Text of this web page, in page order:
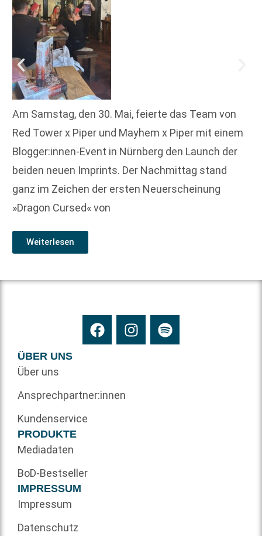
Am Samstag, den 30. Mai, feierte das Team von
Red Tower x Piper und Mayhem x Piper mit einem
Blogger:innen-Event in Nürnberg den Launch der
beiden neuen Imprints. Der Nachmittag stand
ganz im Zeichen der ersten Neuerscheinung
»Dragon Cursed« von
Weiterlesen
ÜBER UNS
Über uns
Ansprechpartner:innen
Kundenservice
PRODUKTE
Mediadaten
BoD-Bestseller
IMPRESSUM
Impressum
Datenschutz